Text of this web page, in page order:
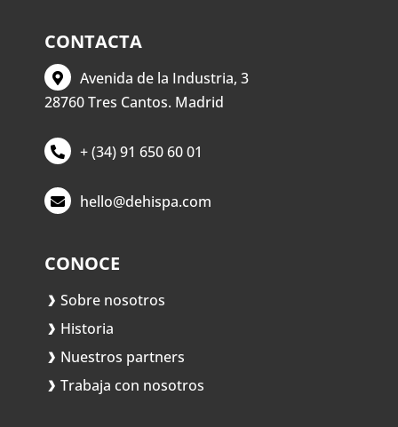
CONTACTA
Avenida de la Industria, 3
28760 Tres Cantos. Madrid
+ (34) 91 650 60 01
hello@dehispa.com
CONOCE
Sobre nosotros
Historia
Nuestros partners
Trabaja con nosotros